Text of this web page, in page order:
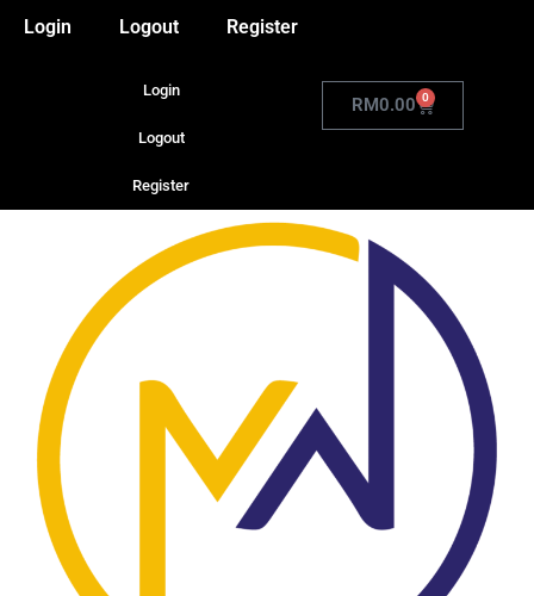
Login Logout Register
Login
Logout
Register
RM0.00 0